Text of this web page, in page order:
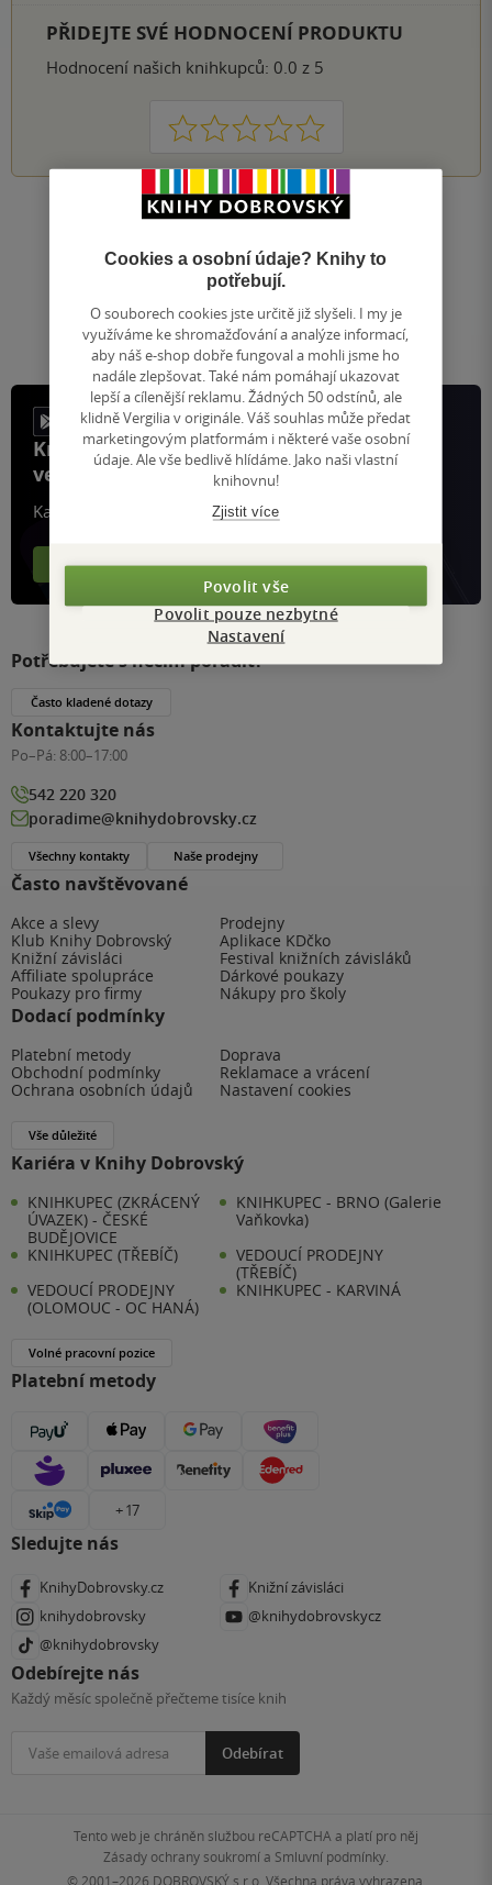
PŘIDEJTE SVÉ HODNOCENÍ PRODUKTU
Hodnocení našich knihkupců: 0.0 z 5
1 2 3 4 5
Nahoru
Zobrazeno 20 z 20
1
Přejít
na
stránku
/ 1
Knihy, recenze a klubové výhody
ve vaší kapse a naší appce KDčko
Každý měsíc společně přečteme tisíce knih
Více o aplikaci Více o klubu
Často navštěvované
Akce a slevy
Prodejny
Klub Knihy Dobrovský
Aplikace KDčko
Knižní závisláci
Festival knižních závisláků
Affiliate spolupráce
Dárkové poukazy
Poukazy pro firmy
Nákupy pro školy
Dodací podmínky
Platební metody
Doprava
Obchodní podmínky
Reklamace a vrácení
Ochrana osobních údajů
Nastavení cookies
Vše důležité
Kariéra v Knihy Dobrovský
KNIHKUPEC (ZKRÁCENÝ
ÚVAZEK) - ČESKÉ
BUDĚJOVICE
KNIHKUPEC - BRNO (Galerie
Vaňkovka)
KNIHKUPEC (TŘEBÍČ)
VEDOUCÍ PRODEJNY
(TŘEBÍČ)
VEDOUCÍ PRODEJNY
(OLOMOUC - OC HANÁ)
KNIHKUPEC - KARVINÁ
Volné pracovní pozice
Platební metody
+ 17
Sledujte nás
KnihyDobrovsky.cz
Knižní závisláci
knihydobrovsky
@knihydobrovskycz
@knihydobrovsky
Odebírejte nás
Každý měsíc společně přečteme tisíce knih
Odebírat
Potřebujete s něčím poradit?
Často kladené dotazy
Kontaktujte nás
Po–Pá: 8:00–17:00
542 220 320
poradime@knihydobrovsky.cz
Všechny kontakty Naše prodejny
Tento web je chráněn službou reCAPTCHA a platí pro něj
Zásady ochrany soukromía Smluvní podmínky
© 2001–2026 DOBROVSKÝ s.r.o. Všechna práva vyhrazena.
Cookies a osobní údaje? Knihy to
potřebují.
O souborech cookies jste určitě již slyšeli. I my je
využíváme ke shromažďování a analýze informací,
aby náš e-shop dobře fungoval a mohli jsme ho
nadále zlepšovat. Také nám pomáhají ukazovat
lepší a cílenější reklamu. Žádných 50 odstínů, ale
klidně Vergilia v originále. Váš souhlas může předat
marketingovým platformám i některé vaše osobní
údaje. Ale vše bedlivě hlídáme. Jako naši vlastní
knihovnu!
Zjistit více
Povolit vše
Povolit pouze nezbytné
Nastavení